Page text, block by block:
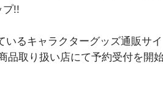
プ!!
るキャラクターグッズ通販サ
品取り扱い店にて予約受付を開